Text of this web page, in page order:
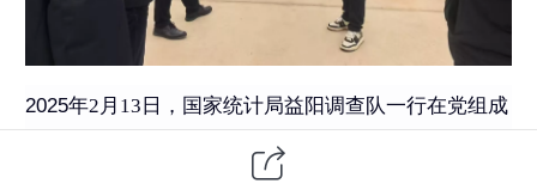
2025年2 月 13日，国家统计局益阳调查队一行在党组成
员、副队长陈辉的带领下，深入沅江市乐庭专业养殖
合作社进行专题调研。此次调研旨在深入了解当前畜